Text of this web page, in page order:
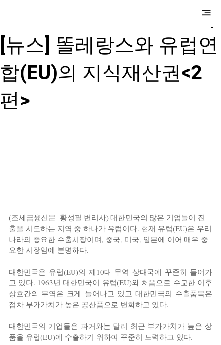
[뉴스] 똘레랑스와 유럽연
합(EU)의 지식재산권<2
편>
(조세금융신문=황성필 변리사) 대한민국의 많은 기업들이 진
출을 시도하는 지역 중 하나가 유럽이다. 현재 유럽(EU)은 우리
나라의 중요한 수출시장이며, 중국, 미국, 일본에 이어 매우 중
요한 시장임에 분명하다.
대한민국은 유럽(EU)의 제10대 무역 상대국에 꾸준히 들어가
고 있다. 1963년 대한민국이 유럽(EU)와 처음으로 수교한 이후
상호간의 무역은 크게 늘어나고 있고 대한민국의 수출품목은
점차 부가가치가 높은 공산품으로 변화하고 있다.
대한민국의 기업들은 과거와는 달리 최근 부가가치가 높은 상
품을 유럽(EU)에 수출하기 위하여 꾸준히 노력하고 있다.